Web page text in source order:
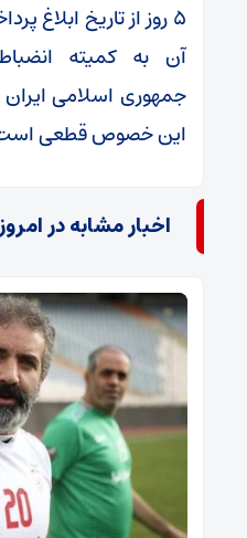
۵ روز از تاریخ ابلاغ
آن به کمیته
جمهوری اسلامی ایران
این خصوص قطعی
اخبار مشابه در